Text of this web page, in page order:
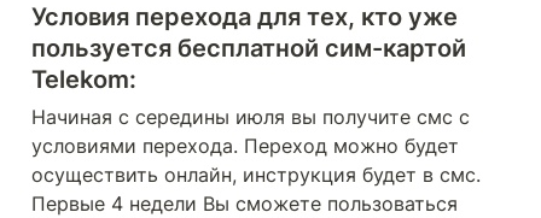
Условия перехода для тех, кто уже
пользуется бесплатной сим-картой
Telekom:
Начиная с середины июля вы получите смс с
условиями перехода. Переход можно будет
осуществить онлайн, инструкция будет в смс.
Первые 4 недели Вы сможете пользоваться